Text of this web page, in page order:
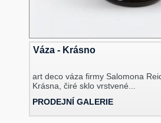
Váza - Krásno
art deco váza firmy Salomona
Krásna, čiré sklo vrstvené...
PRODEJNÍ GALERIE